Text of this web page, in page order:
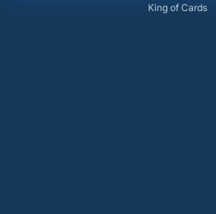
King of Cards